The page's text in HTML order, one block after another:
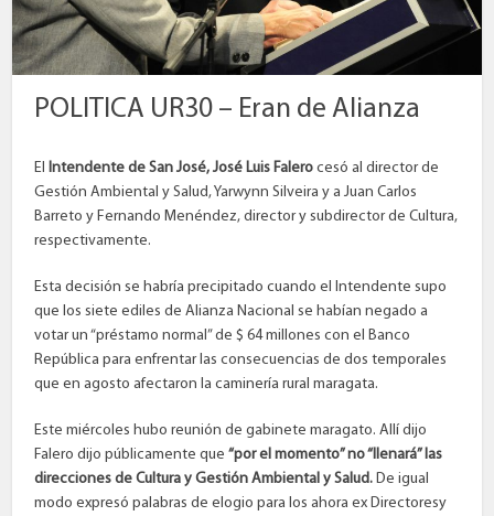
POLITICA UR30 – Eran de Alianza
El Intendente de San José, José Luis Falero cesó al director de
Gestión Ambiental y Salud, Yarwynn Silveira y a Juan Carlos
Barreto y Fernando Menéndez, director y subdirector de Cultura,
respectivamente.
Esta decisión se habría precipitado cuando el Intendente supo
que los siete ediles de Alianza Nacional se habían negado a
votar un “préstamo normal” de $ 64 millones con el Banco
República para enfrentar las consecuencias de dos temporales
que en agosto afectaron la caminería rural maragata.
Este miércoles hubo reunión de gabinete maragato. Allí dijo
Falero dijo públicamente que“por el momento” no “llenará” las
direcciones de Cultura y Gestión Ambiental y Salud. De igual
modo expresó palabras de elogio para los ahora ex Directoresy